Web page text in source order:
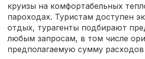
круизы на комфортабельных
пароходах. Туристам доступен
отдых, турагенты подбирают
любым запросам, в том числе
предполагаемую сумму расходов